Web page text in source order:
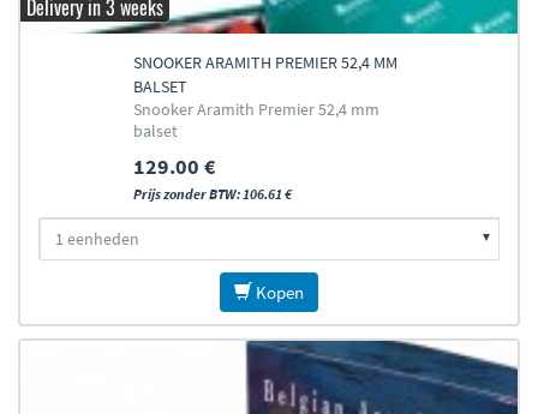
Delivery in 3 weeks
SNOOKER ARAMITH PREMIER 52,4 MM
BALSET
Snooker Aramith Premier 52,4 mm
balset
129.00 €
Prijs zonder BTW: 106.61 €
Kopen